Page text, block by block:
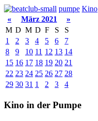
pumpe Kino
«
März 2021
»
M D M D F S
S
1
2 3 4 5 6
7
8
9 10 11 12 13 14
15 16 17 18 19 20 21
22 23 24 25 26 27 28
29 30 31 1 2 3 4
Kino in der Pumpe